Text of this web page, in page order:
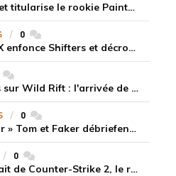
T1 place Oner sur le banc et titularise le rookie Painter face à Hanwha Life Esports
0commentaires
LEC Summer 2026 : GIANTX enfonce Shifters et décroche sa première victoire
Les champions disponibles sur Wild Rift : l'arrivée de Cho'Gath
0commentaires
« La confiance est de retour » Tom et Faker débriefent la victoire convaincante de T1 face à Dplus KIA
0commentaires
Gentle Mates acte son retrait de Counter-Strike 2, le roster ibérique libéré